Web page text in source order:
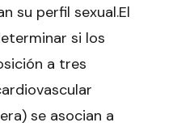
su perfil sexual.El
si los
a tres
se asocian a